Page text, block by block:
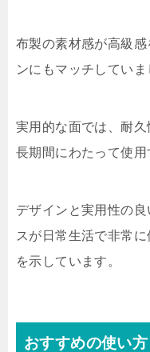
布製の素材感が高級
ンにもマッチしていま
実用的な面では、耐久
長期間にわたって使用
デザインと実用性の
スが日常生活で非常
を示しています。
おすすめの使い方